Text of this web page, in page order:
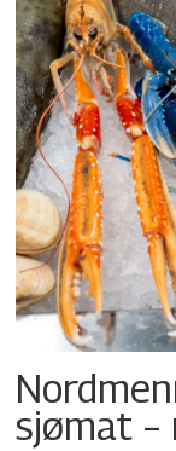
sjømat –